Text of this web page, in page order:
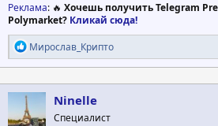
Реклама: 🔥 Хочешь получить Telegram
Polymarket? Кликай сюда!
Р
е
а
к
ц
и
и
Мирослав_Крипто
Ninelle
Специалист